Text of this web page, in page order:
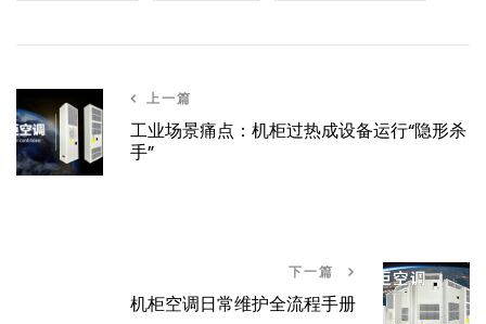
上一篇
工业场景痛点：机柜过热成设备运行“隐形杀
手”
下一篇
机柜空调日常维护全流程手册